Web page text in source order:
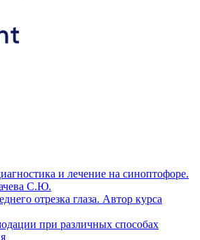
и лечение на cиноптофоре.
С.Ю.
отрезка глаза. Автор курса
при различных способах